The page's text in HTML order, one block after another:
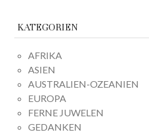
KATEGORIEN
AFRIKA
ASIEN
AUSTRALIEN-OZEANIEN
EUROPA
FERNE JUWELEN
GEDANKEN